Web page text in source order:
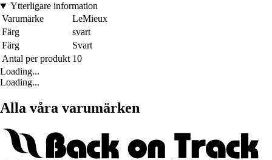
Ytterligare information
Varumärke
LeMieux
Färg
svart
Färg
Svart
Antal per produkt 10
Loading...
Loading...
Alla våra varumärken